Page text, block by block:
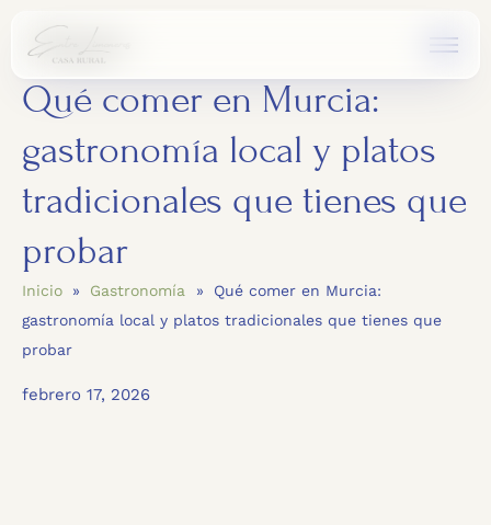
Qué comer en Murcia:
gastronomía local y platos
tradicionales que tienes que
probar
Inicio » Gastronomía »
Qué comer en Murcia:
gastronomía local y platos tradicionales que tienes que
probar
febrero 17, 2026